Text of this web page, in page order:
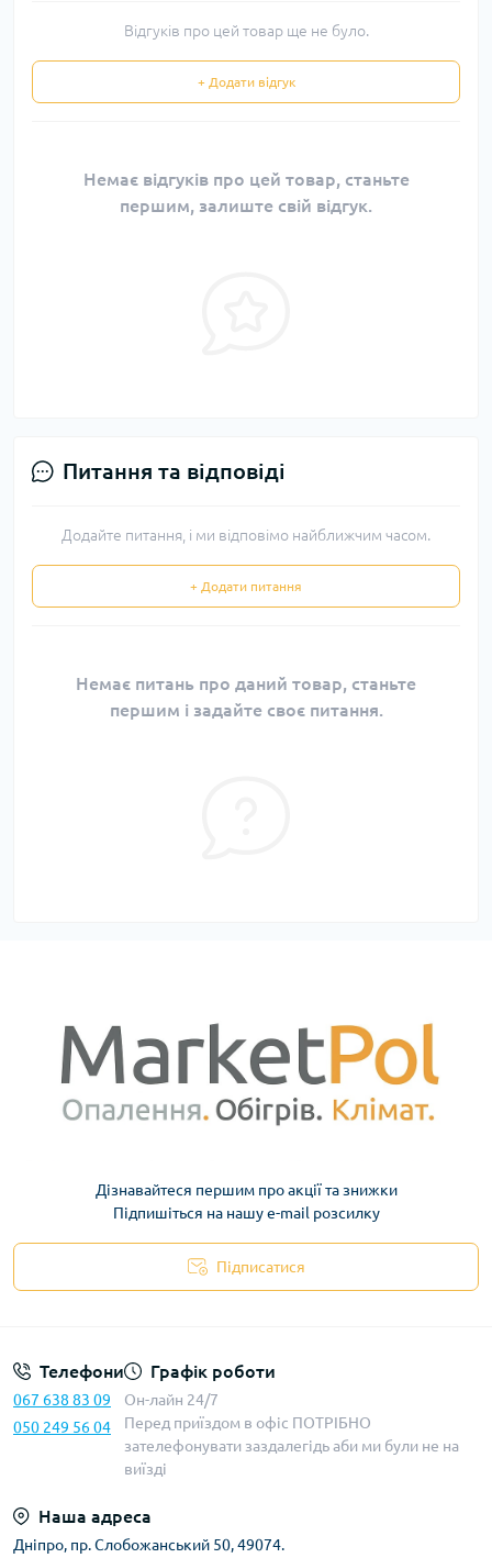
Відгуків про цей товар ще не було.
+ Додати відгук
Немає відгуків про цей товар, станьте
першим, залиште свій відгук.
Питання та відповіді
Додайте питання, і ми відповімо найближчим часом.
+ Додати питання
Немає питань про даний товар, станьте
першим і задайте своє питання.
Дізнавайтеся першим про акції та знижки
Підпишіться на нашу e-mail розсилку
Підписатися
Телефони
067 638 83 09
050 249 56 04
Графік роботи
Он-лайн 24/7
Перед приїздом в офіс ПОТРІБНО
зателефонувати заздалегідь аби ми були не на
виїзді
Наша адреса
Дніпро, пр. Слобожанський 50, 49074.